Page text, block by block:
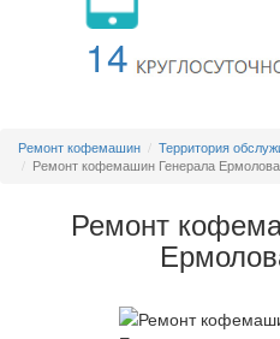
14
Ремонт кофемашин
Территория
Ремонт кофемашин Генерала
Ремонт